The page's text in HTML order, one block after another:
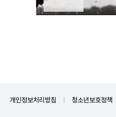
개인정보처리방침 청소년보호정책